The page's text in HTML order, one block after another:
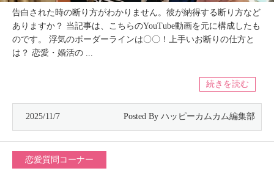
2025/11/7
告白された時の断り方がわかりません。彼が納得する断り方など
ありますか？ 当記事は、こちらのYouTube動画を元に構成したも
のです。 浮気のボーダーラインは〇〇！上手いお断りの仕方と
は？ 恋愛・婚活の ...
続きを読む
恋愛質問コーナー